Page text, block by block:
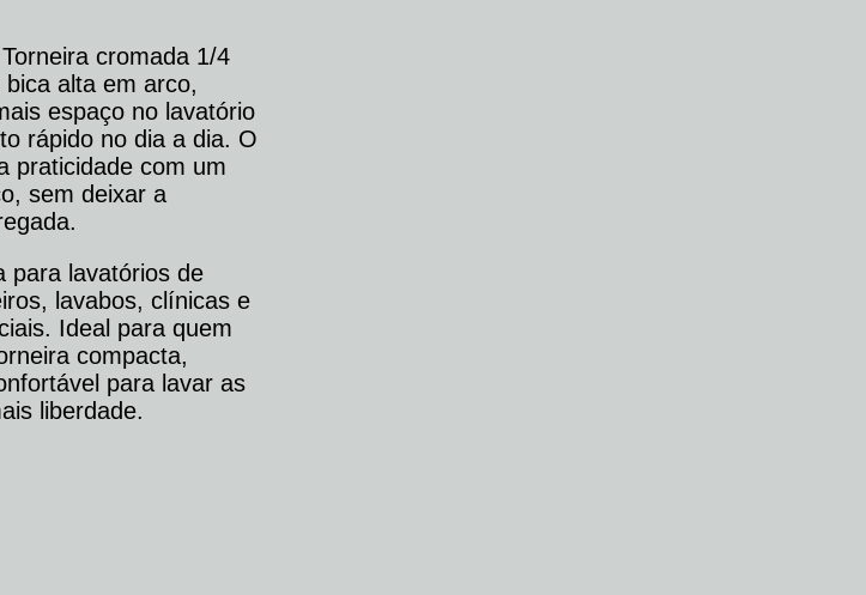
Torneira cromada 1/4
alta em arco,
espaço no lavatório
rápido no dia a dia. O
praticidade com um
sem deixar a
para lavatórios de
lavabos, clínicas e
Ideal para quem
compacta,
para lavar as
liberdade.